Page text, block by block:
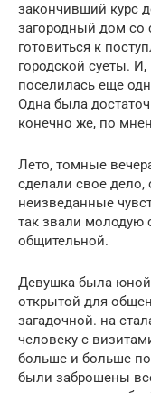
закончивший курс
загородный дом со
готовиться к
городской суеты.
поселилась еще
Одна была
конечно же, по
Лето, томные
сделали свое
неизведанные
так звали молодую
общительной.
Девушка была
открытой для
загадочной. на
человеку с
больше и больше
были заброшены